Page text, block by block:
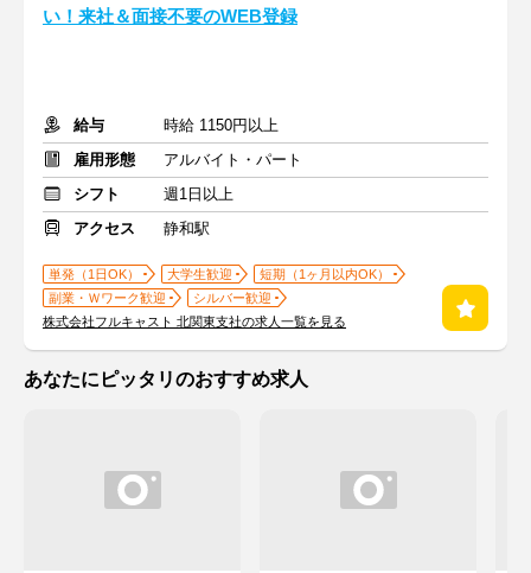
い！来社＆面接不要のWEB登録
給与
時給 1150円以上
雇用形態
アルバイト・パート
シフト
週1日以上
アクセス
静和駅
単発（1日OK） 大学生歓迎
短期（1ヶ月以内OK）
副業・Ｗワーク歓迎
シルバー歓迎
株式会社フルキャスト 北関東支社の求人一覧を見る
あなたにピッタリのおすすめ求人